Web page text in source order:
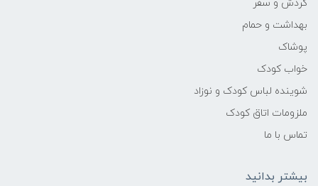
گردش و سفر
بهداشت و حمام
پوشاک
خواب کودک
شوینده لباس کودک و نوزاد
ملزومات اتاق کودک
تماس با ما
بیشتر بدانید